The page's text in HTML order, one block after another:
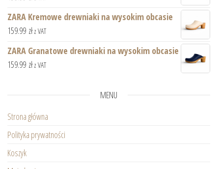
ZARA Kremowe drewniaki na wysokim obcasie
159.99 zł z VAT
ZARA Granatowe drewniaki na wysokim obcasie
159.99 zł z VAT
MENU
Strona główna
Polityka prywatności
Koszyk